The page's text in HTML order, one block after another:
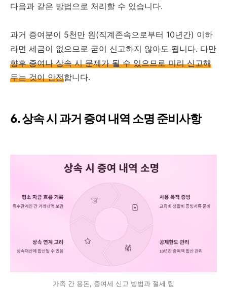
다음과 같은 방법으로 처리할 수 있습니다.
과거 증여분이 5천만 원(직계존속으로부터 10년간) 이하
라면 세금이 없으므로 굳이 신고하지 않아도 됩니다. 다만
향후 증여나 상속 시 문제가 될 수 있으므로 미리 신고해
두는 것이 안전합니다.
6. 상속 시 과거 증여 내역 소명 준비사항
가족 간 용돈, 증여세 신고 방법과 절세 팁